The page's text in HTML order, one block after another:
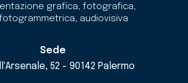
grafica, fotografica,
audiovisiva
Sede
52 - 90142 Palermo